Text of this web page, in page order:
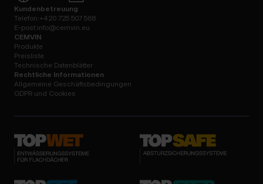
Kundenbetreuung
Telefon:+420 725 507 568
E-post:info@cemvin.eu
CEMVIN
Produkte
Preisliste
Technische Datenblätter
Rechtliche Informationen
Allgemeine Geschäftsbedingungen
GDPR und Cookies